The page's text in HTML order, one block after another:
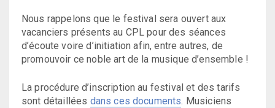
Nous rappelons que le festival sera ouvert aux
vacanciers présents au CPL pour des séances
d’écoute voire d’initiation afin, entre autres, de
promouvoir ce noble art de la musique d’ensemble !
La procédure d’inscription au festival et des tarifs
sont détaillées dans ces documents. Musiciens